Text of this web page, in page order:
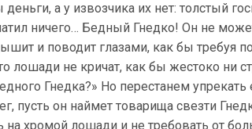
а у извозчика их нет: толстый
ничего… Бедный Гнедко! Он не
и поводит глазами, как бы
лошади не кричат, как бы жестоко ни
Гнедка?» Но перестанем упрекать
пусть он наймет товарища свезти
на хромой лошади и не требовать от